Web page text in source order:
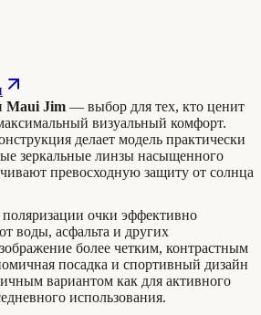
Maui Jim — выбор для тех, кто ценит
визуальный комфорт.
делает модель практически
зеркальные линзы насыщенного
превосходную защиту от солнца
поляризации очки эффективно
воды, асфальта и других
более четким, контрастным
посадка и спортивный дизайн
вариантом как для активного
использования.